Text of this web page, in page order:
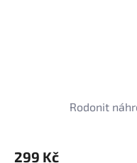
Rodonit
299 Kč